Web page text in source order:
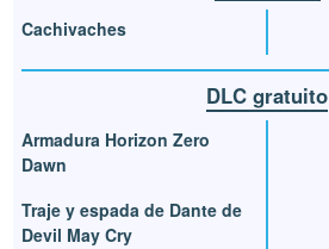
Cachivaches
DLC gratuito
Armadura Horizon Zero
Dawn
Traje y espada de Dante de
Devil May Cry